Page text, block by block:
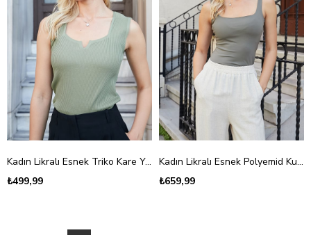
Kadın Likralı Esnek Triko Kare Yaka Kaşkorse Body Bluz-Haki
₺499,99
Kadın Likralı Esnek Polyemid Kumaş Ön Arka Kare Yaka Kolsuz Body Bluz-Haki
₺659,99